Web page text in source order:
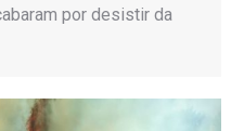
por desistir da